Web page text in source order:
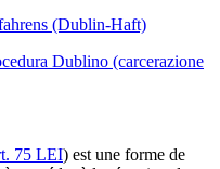
(Dublin-Haft)
Dublino (carcerazione
75 LEI) est une forme de